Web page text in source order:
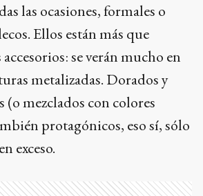
las ocasiones, formales o
Ellos están más que
se verán mucho en
metalizadas. Dorados y
(o mezclados con colores
protagónicos, eso sí, sólo
exceso.